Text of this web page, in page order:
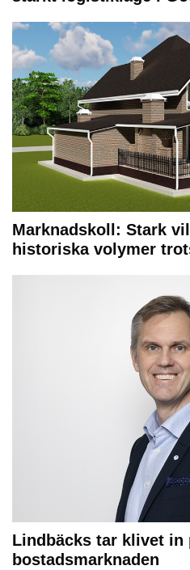
Marknadskoll: Stark
historiska volymer
Lindbäcks tar klivet in
bostadsmarknaden